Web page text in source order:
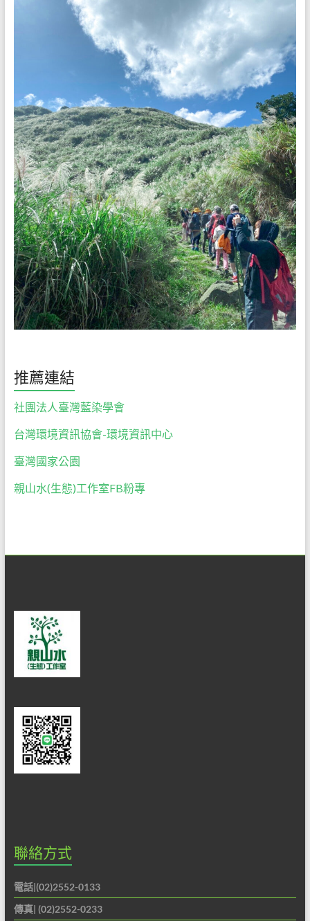
推薦連結
社團法人臺灣藍染學會
台灣環境資訊協會-環境資訊中心
臺灣國家公園
親山水(生態)工作室FB粉專
聯絡方式
電話|(02)2552-0133
傳真| (02)2552-0233